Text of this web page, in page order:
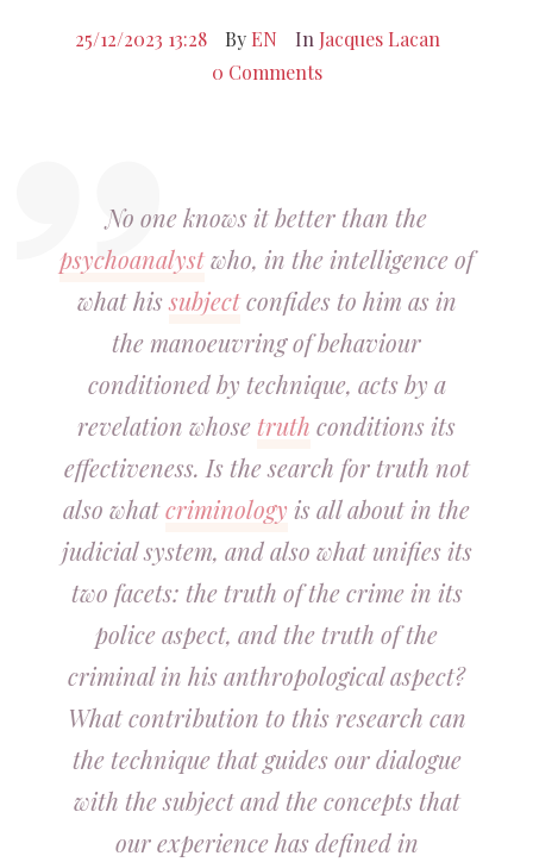
25/12/2023 13:28 By EN In Jacques Lacan
0 Comments
No one knows it better than the
psychoanalystwho, in the intelligence of
what hissubjectconfides to him as in
the manoeuvring of behaviour
conditioned by technique, acts by a
revelation whosetruth conditions its
effectiveness. Is the search for truth not
also whatcriminology is all about in the
judicial system, and also what unifies its
two facets: the truth of the crime in its
police aspect, and the truth of the
criminal in his anthropological aspect?
What contribution to this research can
the technique that guides our dialogue
with the subject and the concepts that
our experience has defined in